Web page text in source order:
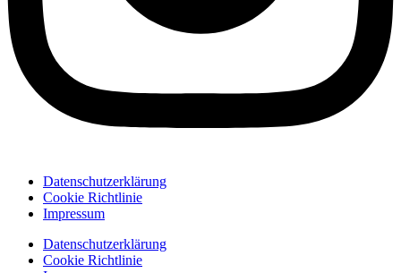
Datenschutzerklärung
Cookie Richtlinie
Impressum
Datenschutzerklärung
Cookie Richtlinie